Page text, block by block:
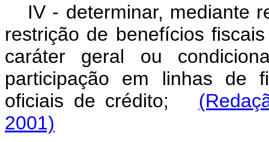
IV - determinar, mediante
restrição de benefícios
caráter geral ou
participação em linhas de
oficiais de crédito;
2001)